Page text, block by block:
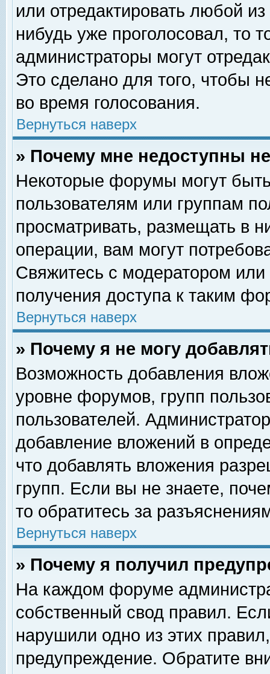
или отредактировать любой
нибудь уже проголосовал, то
администраторы могут
Это сделано для того, чтобы
во время голосования.
Вернуться наверх
» Почему мне недоступны
Некоторые форумы могут
пользователям или группам
просматривать, размещать в
операции, вам могут
Свяжитесь с модератором
получения доступа к таким
Вернуться наверх
» Почему я не могу
Возможность добавления
уровне форумов, групп
пользователей.
добавление вложений в
что добавлять вложения
групп. Если вы не знаете,
то обратитесь за
Вернуться наверх
» Почему я получил
На каждом форуме
собственный свод правил.
нарушили одно из этих
предупреждение. Обратите